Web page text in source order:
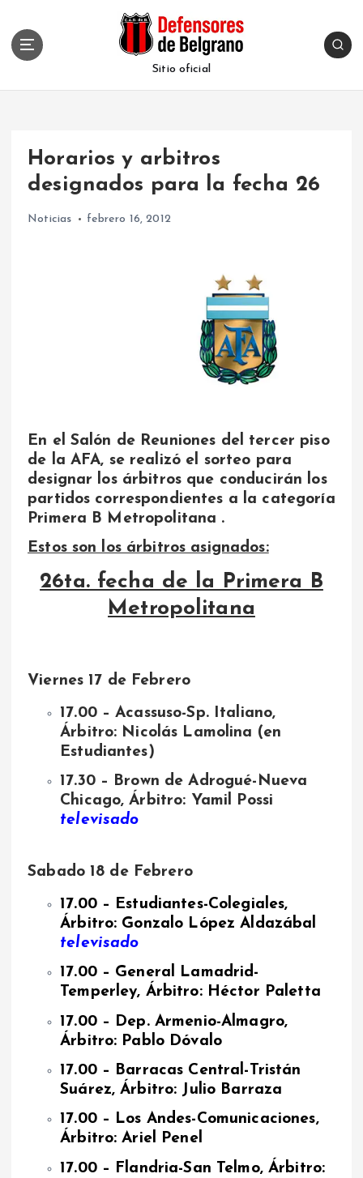
Sitio oficial
Horarios y arbitros
designados para la fecha 26
Noticias febrero 16, 2012
En el Salón de Reuniones del tercer piso
de la AFA, se realizó el sorteo para
designar los árbitros que conducirán los
partidos correspondientes a la categoría
Primera B Metropolitana .
Estos son los árbitros asignados:
26ta. fecha de la Primera B
Metropolitana
Viernes 17 de Febrero
17.00 – Acassuso-Sp. Italiano,
Árbitro: Nicolás Lamolina (en
Estudiantes)
17.30 – Brown de Adrogué-Nueva
Chicago, Árbitro: Yamil Possi
televisado
Sabado 18 de Febrero
17.00 – Estudiantes-Colegiales,
Árbitro: Gonzalo López Aldazábal
televisado
17.00 – General Lamadrid-
Temperley, Árbitro: Héctor Paletta
17.00 – Dep. Armenio-Almagro,
Árbitro: Pablo Dóvalo
17.00 – Barracas Central-Tristán
Suárez, Árbitro: Julio Barraza
17.00 – Los Andes-Comunicaciones,
Árbitro: Ariel Penel
17.00 – Flandria-San Telmo, Árbitro: